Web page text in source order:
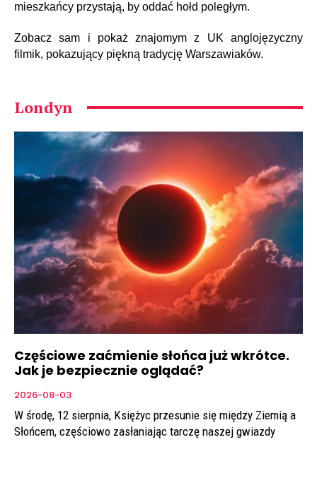
mieszkańcy przystają, by oddać hołd poległym.
Zobacz sam i pokaż znajomym z UK anglojęzyczny
filmik, pokazujący piękną tradycję Warszawiaków.
Londyn
Częściowe zaćmienie słońca już wkrótce.
Jak je bezpiecznie oglądać?
2026-08-03
W środę, 12 sierpnia, Księżyc przesunie się między Ziemią a
Słońcem, częściowo zasłaniając tarczę naszej gwiazdy